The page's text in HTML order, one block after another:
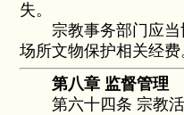
失。
宗教事务部门应当
场所文物保护相关经费
第八章 监督管理
第六十四条 宗教活